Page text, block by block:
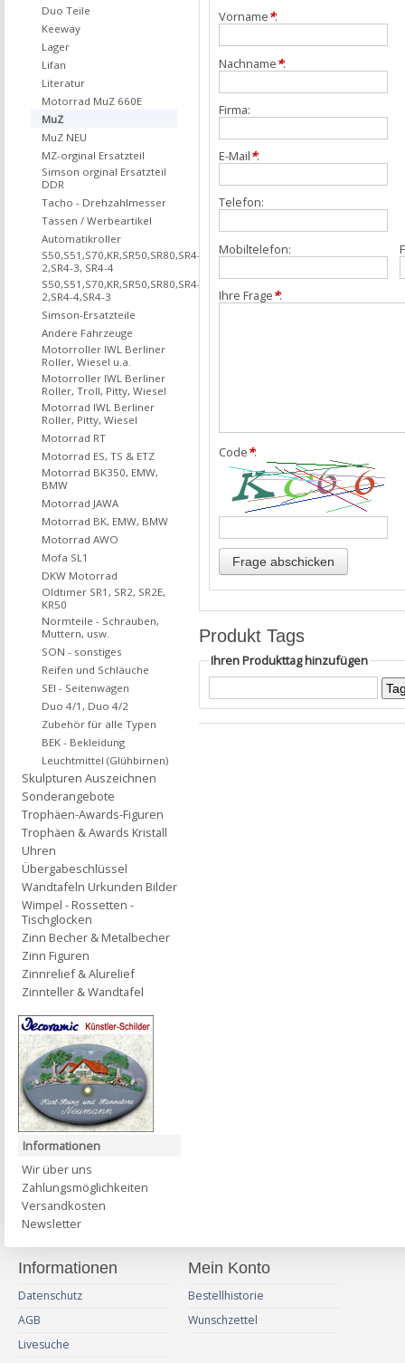
Vorname*:
Nachname*:
Firma:
E-Mail*:
Telefon:
Mobiltelefon:
Ihre Frage*:
Code*:
Produkt Tags
Ihren Produkttag hinzufügen
Duo Teile
Keeway
Lager
Lifan
Literatur
Motorrad MuZ 660E
MuZ
MuZ NEU
MZ-orginal Ersatzteil
Simson orginal Ersatzteil
DDR
Tacho - Drehzahlmesser
Tassen / Werbeartikel
Automatikroller
S50,S51,S70,KR,SR50,SR80,SR4-
2,SR4-3, SR4-4
S50,S51,S70,KR,SR50,SR80,SR4-
2,SR4-4,SR4-3
Simson-Ersatzteile
Andere Fahrzeuge
Motorroller IWL Berliner
Roller, Wiesel u.a.
Motorroller IWL Berliner
Roller, Troll, Pitty, Wiesel
Motorrad IWL Berliner
Roller, Pitty, Wiesel
Motorrad RT
Motorrad ES, TS & ETZ
Motorrad BK350, EMW,
BMW
Motorrad JAWA
Motorrad BK, EMW, BMW
Motorrad AWO
Mofa SL1
DKW Motorrad
Oldtimer SR1, SR2, SR2E,
KR50
Normteile - Schrauben,
Muttern, usw.
SON - sonstiges
Reifen und Schläuche
SEI - Seitenwagen
Duo 4/1, Duo 4/2
Zubehör für alle Typen
BEK - Bekleidung
Leuchtmittel (Glühbirnen)
Skulpturen Auszeichnen
Sonderangebote
Trophäen-Awards-Figuren
Trophäen & Awards Kristall
Uhren
Übergabeschlüssel
Wandtafeln Urkunden Bilder
Wimpel - Rossetten -
Tischglocken
Zinn Becher & Metalbecher
Zinn Figuren
Zinnrelief & Alurelief
Zinnteller & Wandtafel
Informationen
Wir über uns
Zahlungsmöglichkeiten
Versandkosten
Newsletter
Informationen
Datenschutz
AGB
Livesuche
Mein Konto
Bestellhistorie
Wunschzettel